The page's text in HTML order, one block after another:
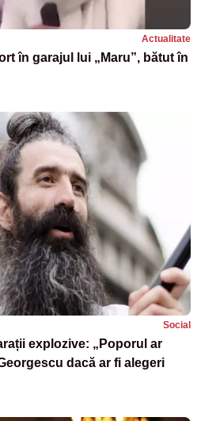
Actualitate
în garajul lui „Maru”, bătut în
Social
explozive: „Poporul ar
dacă ar fi alegeri